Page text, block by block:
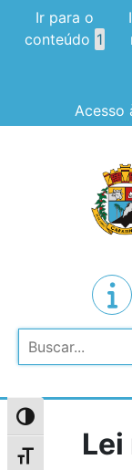
Alternar alto
Alternar tamanho
Ir para o
conteúdo 1
Acesso
Pesquisar